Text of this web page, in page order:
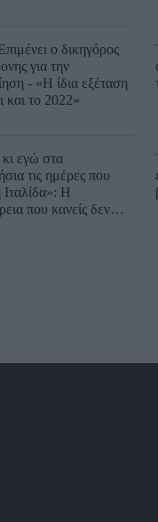
ο δικηγόρος
για την
- «Η ίδια εξέταση
και το 2022»
εγώ στα
τις ημέρες που
Ιταλίδα»: Η
που κανείς δεν